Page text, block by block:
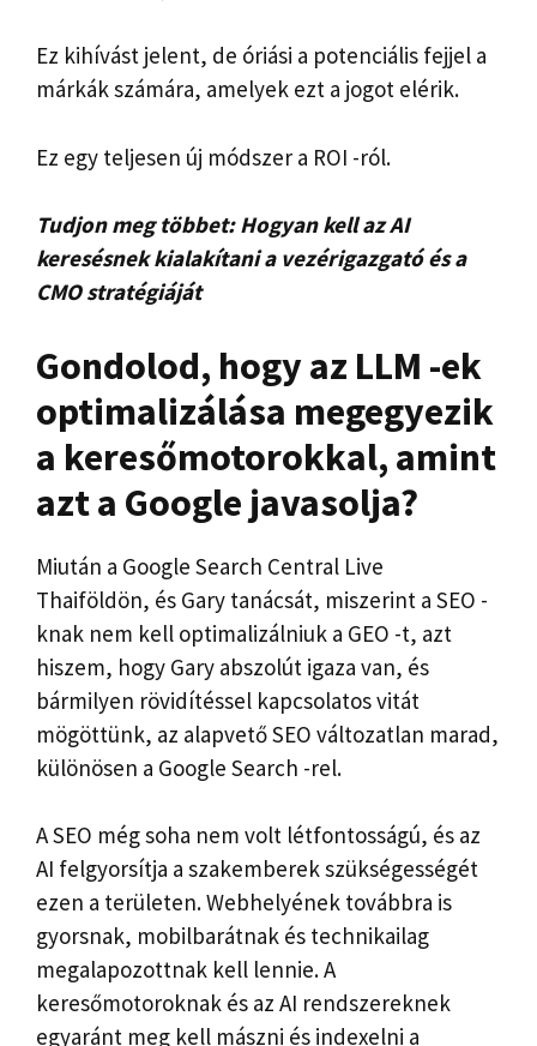
Ez kihívást jelent, de óriási a potenciális fejjel a
márkák számára, amelyek ezt a jogot elérik.
Ez egy teljesen új módszer a ROI -ról.
Tudjon meg többet:Hogyan kell az AI
keresésnek kialakítani a vezérigazgató és a
CMO stratégiáját
Gondolod, hogy az LLM -ek
optimalizálása megegyezik
a keresőmotorokkal, amint
azt a Google javasolja?
Miután a Google Search Central Live
Thaiföldön, és Gary tanácsát, miszerint a SEO -
knak nem kell optimalizálniuk a GEO -t, azt
hiszem, hogy Gary abszolút igaza van, és
bármilyen rövidítéssel kapcsolatos vitát
mögöttünk, az alapvető SEO változatlan marad,
különösen a Google Search -rel.
A SEO még soha nem volt létfontosságú, és az
AI felgyorsítja a szakemberek szükségességét
ezen a területen. Webhelyének továbbra is
gyorsnak, mobilbarátnak és technikailag
megalapozottnak kell lennie. A
keresőmotoroknak és az AI rendszereknek
egyaránt meg kell mászni és indexelni a